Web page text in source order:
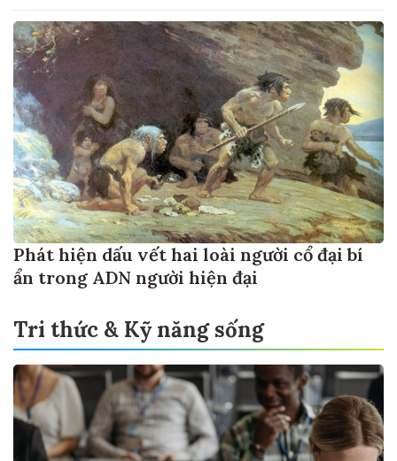
Phát hiện dấu vết hai loài người cổ đại bí
ẩn trong ADN người hiện đại
Tri thức & Kỹ năng sống